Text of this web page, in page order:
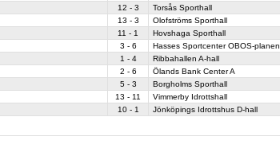
12 - 3
Torsås Sporthall
13 - 3
Olofströms Sporthall
11 - 1
Hovshaga Sporthall
3 - 6
Hasses Sportcenter OBOS-planen
1 - 4
Ribbahallen A-hall
2 - 6
Ölands Bank Center A
5 - 3
Borgholms Sporthall
13 - 11
Vimmerby Idrottshall
10 - 1 Jönköpings Idrottshus D-hall